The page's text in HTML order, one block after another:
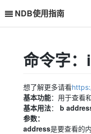
NDB使用指南
命令字
想了解更多请看
基本功能：用于查看
基本用法：b
参数：
address是要查看的